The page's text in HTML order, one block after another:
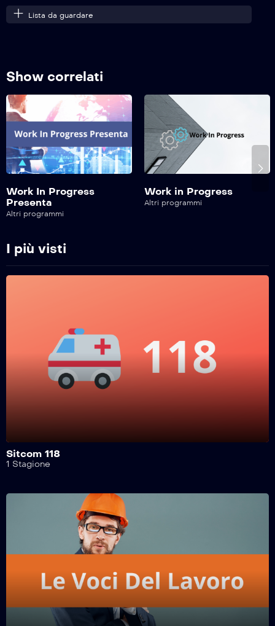
l’Italia nel Lavoro – 11^ Puntata
l’Italia nel Lavoro – 8^ Puntata
l’Italia nel Lavoro – 6^ Puntata
l’Italia nel Lavoro – 4^ Puntata
l’Italia nel Lavoro – 2^ Puntata
l’Italia nel Lavoro – 1^ Puntata
Lista da guardare
Show correlati
Work In Progress
Presenta
Altri programmi
Work in Progress
Altri programmi
I più visti
Sitcom 118
1 Stagione